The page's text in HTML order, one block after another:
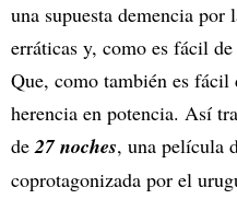
una supuesta demencia por
erráticas y, como es fácil
Que, como también es
herencia en potencia. Así
de27 noches, una película
coprotagonizada por el